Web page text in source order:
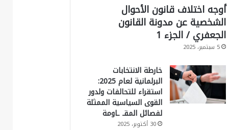
أوجه اختلاف قانون الأحوال
الشخصية عن مدونة القانون
الجعفري / الجزء 1
5 سبتمبر، 2025
خارطة الانتخابات
البرلمانية لعام 2025:
استقراء للتحالفات ولدور
القوى السياسية الممثلة
لفصائل المقـ ـاومة
30 أكتوبر، 2025